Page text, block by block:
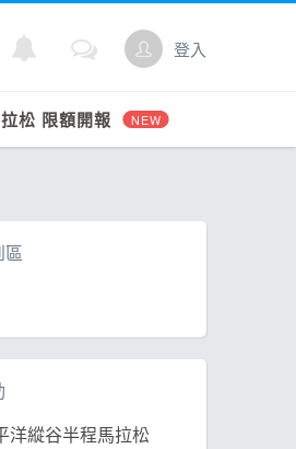
登入
松 限額開報 NEW
區
洋縱谷半程馬拉松